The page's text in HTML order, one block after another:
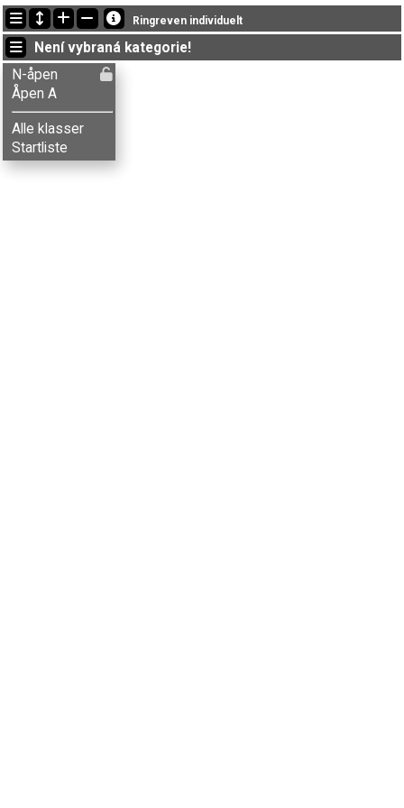
Nejnovější změny
11:00:19: Trygve D. Bjerkreim (N-åpen) doběhl with status finished
10:59:30: Rannveig D. Bjerkreim (N-åpen
10:48:29: Wenche Hultgreen (Åpen A) doběhl v čase 46:21 (5)
Ringreven individuelt
Není vybraná kategorie!
N-åpen
Åpen A
Alle klasser
Startliste